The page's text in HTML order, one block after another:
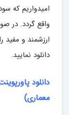
امیدواریم که
واقع گردد. در
ارزشمند و مفید
دانلود نمایید.
دانلود
معماری)